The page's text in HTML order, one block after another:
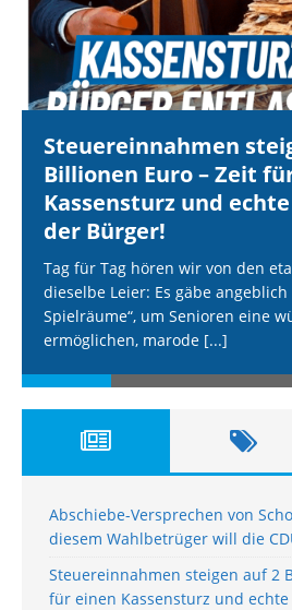
Steuereinnahmen
Billionen Euro – Zeit
Kassensturz und
der Bürger!
Tag für Tag hören wir von den
dieselbe Leier: Es gäbe
Spielräume“, um Senioren eine
ermöglichen, marode [...]
Abschiebe-Versprechen von
diesem Wahlbetrüger will die
Steuereinnahmen steigen auf 2
für einen Kassensturz und